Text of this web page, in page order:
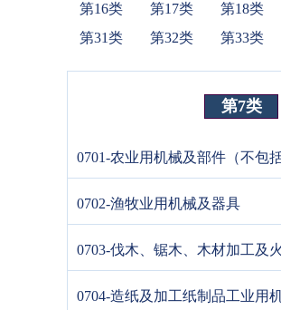
第16类
第17类 第18类
第31类
第32类 第33类
第7类
0701-农业用机械及部件（不包
0702-渔牧业用机械及器具
0703-伐木、锯木、木材加工及
0704-造纸及加工纸制品工业用